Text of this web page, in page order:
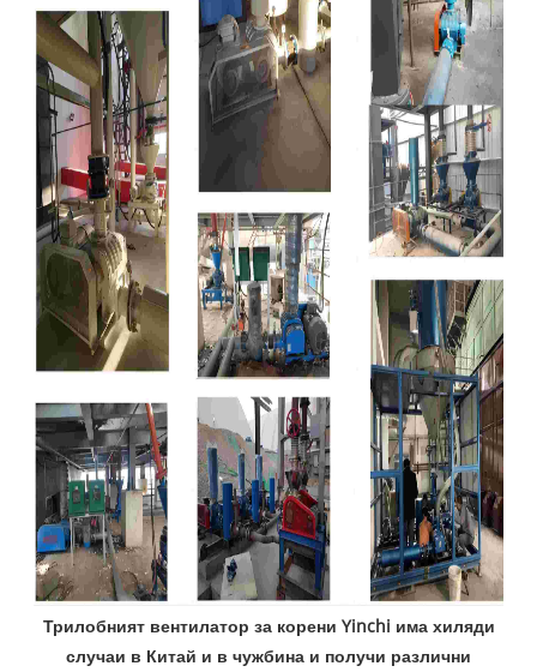
Трилобният вентилатор за корени Yinchi има хиляди
случаи в Китай и в чужбина и получи различни